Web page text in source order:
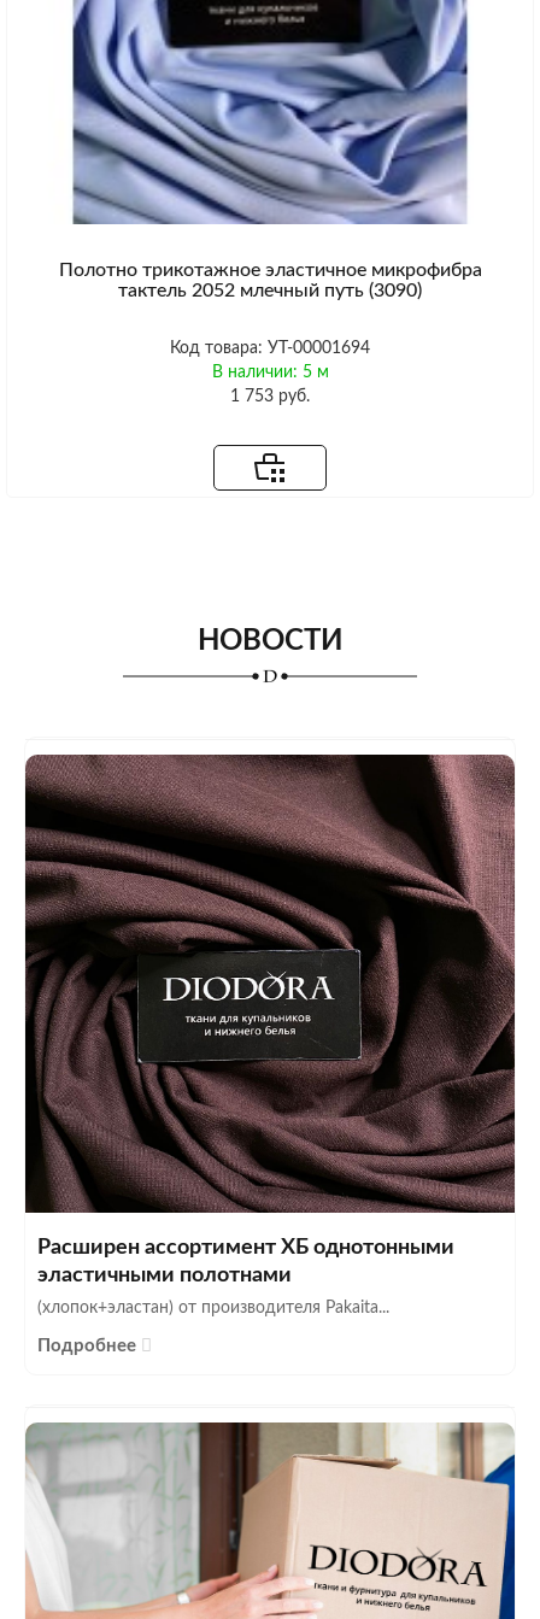
Полотно трикотажное эластичное микрофибра
тактель 2052 млечный путь (3090)
Код товара: УТ-00001694
В наличии: 5 м
1 753 руб.
НОВОСТИ
Расширен ассортимент ХБ однотонными
эластичными полотнами
(хлопок+эластан) от производителя Pakaita...
Подробнее